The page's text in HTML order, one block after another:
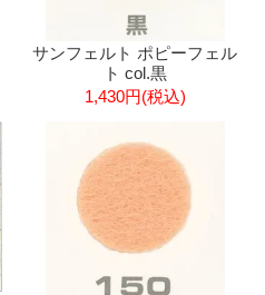
サンフェルト ポピーフェル
ト col.黒
1,430円(税込)